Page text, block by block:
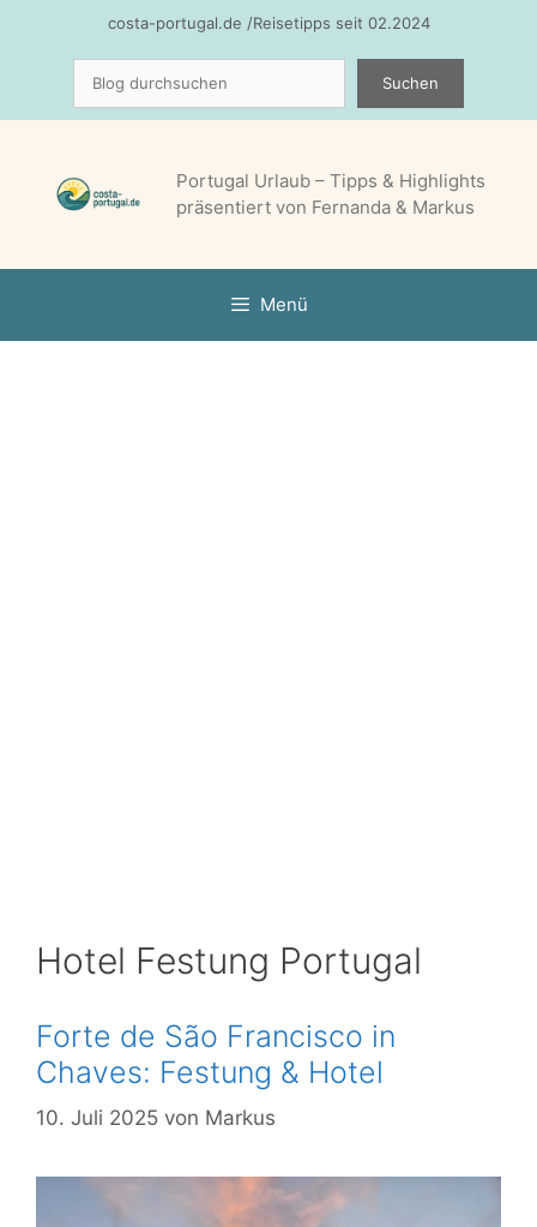
costa-portugal.de /Reisetipps seit 02.2024
Suchen
Portugal Urlaub – Tipps & Highlights
präsentiert von Fernanda & Markus
Menü
Hotel Festung Portugal
Forte de São Francisco in
Chaves: Festung & Hotel
10. Juli 2025 von Markus